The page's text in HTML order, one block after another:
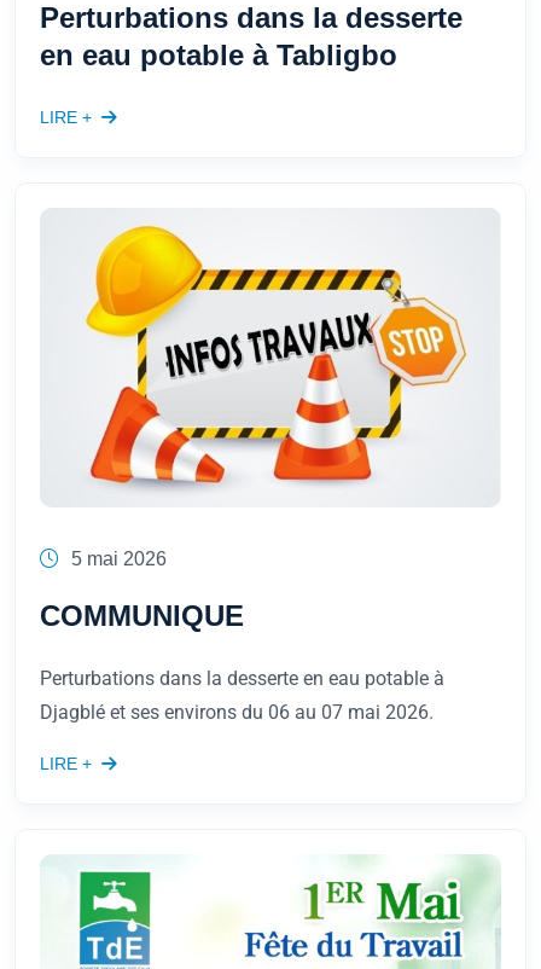
Perturbations dans la desserte
en eau potable à Tabligbo
LIRE +
5 mai 2026
COMMUNIQUE
Perturbations dans la desserte en eau potable à
Djagblé et ses environs du 06 au 07 mai 2026.
LIRE +